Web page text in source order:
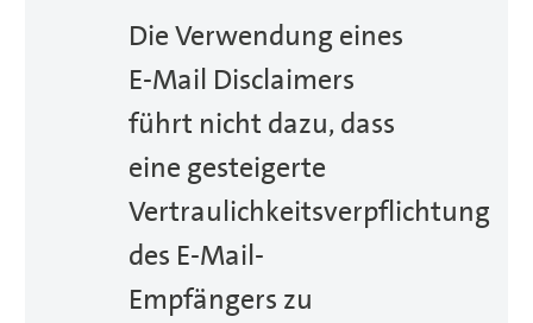
Die Verwendung eines
E-Mail Disclaimers
führt nicht dazu, dass
eine gesteigerte
Vertraulichkeitsverpflichtung
des E-Mail-
Empfängers zu